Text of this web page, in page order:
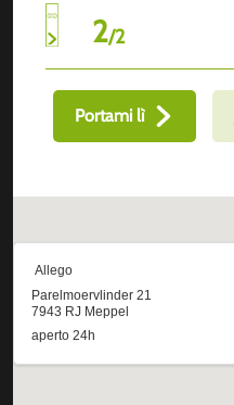
2/2
Portami lì